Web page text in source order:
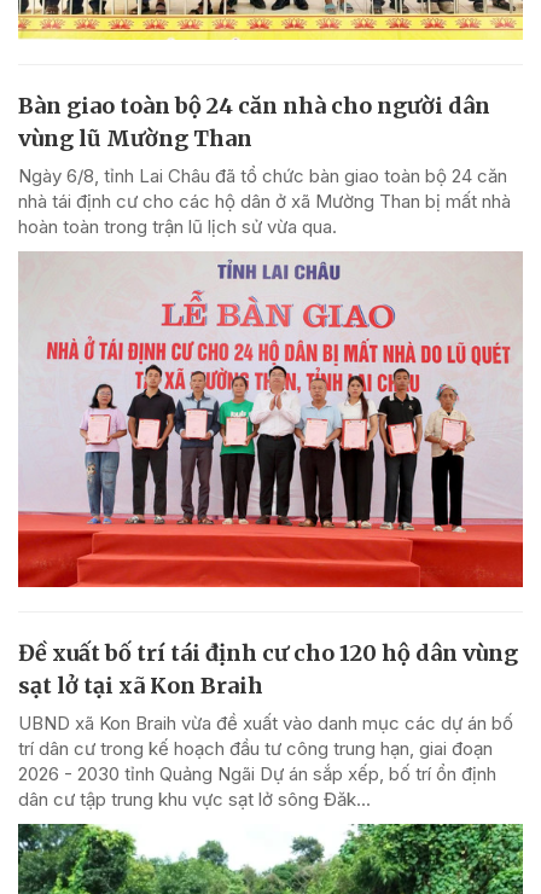
Bàn giao toàn bộ 24 căn nhà cho người dân
vùng lũ Mường Than
Ngày 6/8, tỉnh Lai Châu đã tổ chức bàn giao toàn bộ 24 căn
nhà tái định cư cho các hộ dân ở xã Mường Than bị mất nhà
hoàn toàn trong trận lũ lịch sử vừa qua.
Đề xuất bố trí tái định cư cho 120 hộ dân vùng
sạt lở tại xã Kon Braih
UBND xã Kon Braih vừa đề xuất vào danh mục các dự án bố
trí dân cư trong kế hoạch đầu tư công trung hạn, giai đoạn
2026 - 2030 tỉnh Quảng Ngãi Dự án sắp xếp, bố trí ổn định
dân cư tập trung khu vực sạt lở sông Đăk...